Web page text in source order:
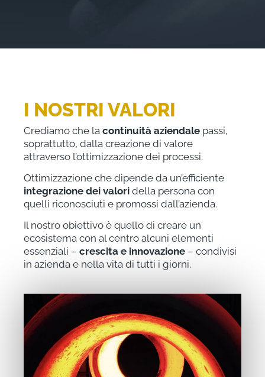
I NOSTRI VALORI
Crediamo che la continuità aziendale passi,
soprattutto, dalla creazione di valore
attraverso l’ottimizzazione dei processi.
Ottimizzazione che dipende da un’efficiente
integrazione dei valori della persona con
quelli riconosciuti e promossi dall’azienda.
Il nostro obiettivo è quello di creare un
ecosistema con al centro alcuni elementi
essenziali – crescita e innovazione – condivisi
in azienda e nella vita di tutti i giorni.